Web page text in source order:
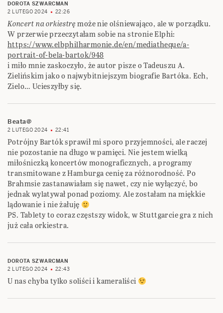
DOROTA SZWARCMAN
2 LUTEGO 2024
22:26
Koncert na orkiestręmoże nie olśniewająco, ale w porządku.
W przerwie przeczytałam sobie na stronie Elphi:
https://www.elbphilharmonie.de/en/mediatheque/a-
portrait-of-bela-bartok/948
i miło mnie zaskoczyło, że autor pisze o Tadeuszu A.
Zielińskim jako o najwybitniejszym biografie Bartóka. Ech,
Zielo… Ucieszyłby się.
Beata@
2 LUTEGO 2024 22:41
Potrójny Bartók sprawił mi sporo przyjemności, ale raczej
nie pozostanie na długo w pamięci. Nie jestem wielką
miłośniczką koncertów monograficznych, a programy
transmitowane z Hamburga cenię za różnorodność. Po
Brahmsie zastanawiałam się nawet, czy nie wyłączyć, bo
jednak wylatywał ponad poziomy. Ale zostałam na miękkie
lądowanie i nie żałuję
PS. Tablety to coraz częstszy widok, w Stuttgarcie gra z nich
już cała orkiestra.
DOROTA SZWARCMAN
2 LUTEGO 2024
22:43
U nas chyba tylko soliści i kameraliści